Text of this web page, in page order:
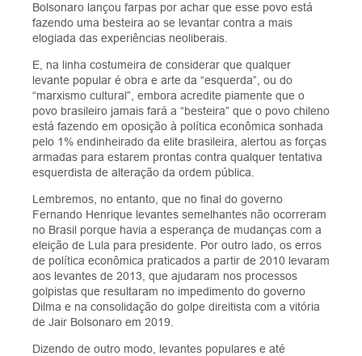
Bolsonaro lançou farpas por achar que esse povo está
fazendo uma besteira ao se levantar contra a mais
elogiada das experiências neoliberais.
E, na linha costumeira de considerar que qualquer
levante popular é obra e arte da “esquerda”, ou do
“marxismo cultural”, embora acredite piamente que o
povo brasileiro jamais fará a “besteira” que o povo chileno
está fazendo em oposição à política econômica sonhada
pelo 1% endinheirado da elite brasileira, alertou as forças
armadas para estarem prontas contra qualquer tentativa
esquerdista de alteração da ordem pública.
Lembremos, no entanto, que no final do governo
Fernando Henrique levantes semelhantes não ocorreram
no Brasil porque havia a esperança de mudanças com a
eleição de Lula para presidente. Por outro lado, os erros
de política econômica praticados a partir de 2010 levaram
aos levantes de 2013, que ajudaram nos processos
golpistas que resultaram no impedimento do governo
Dilma e na consolidação do golpe direitista com a vitória
de Jair Bolsonaro em 2019.
Dizendo de outro modo, levantes populares e até